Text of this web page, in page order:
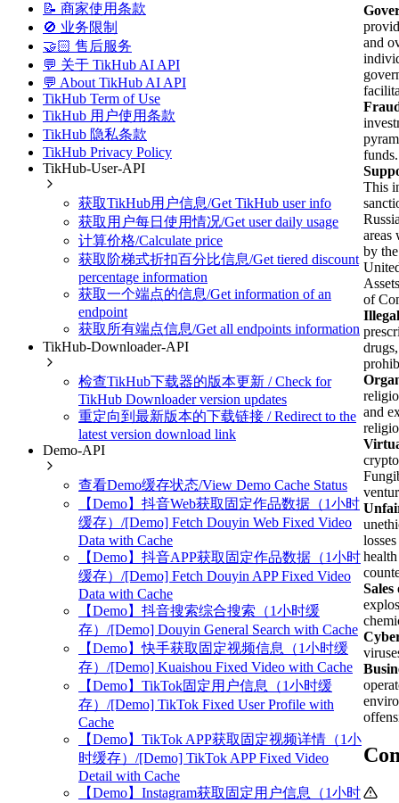
📝 商家使用条款
🚫 业务限制
🤝🏻 售后服务
💬 关于 TikHub AI API
💬 About TikHub AI API
TikHub Term of Use
TikHub 用户使用条款
TikHub 隐私条款
TikHub Privacy Policy
TikHub-User-API
获取TikHub用户信息/Get TikHub user info
获取用户每日使用情况/Get user daily usage
计算价格/Calculate price
获取阶梯式折扣百分比信息/Get tiered discount
percentage information
获取一个端点的信息/Get information of an
endpoint
获取所有端点信息/Get all endpoints information
TikHub-Downloader-API
检查TikHub下载器的版本更新 / Check for
TikHub Downloader version updates
重定向到最新版本的下载链接 / Redirect to the
latest version download link
Demo-API
查看Demo缓存状态/View Demo Cache Status
【Demo】抖音Web获取固定作品数据（1小时
缓存）/[Demo] Fetch Douyin Web Fixed Video
Data with Cache
【Demo】抖音APP获取固定作品数据（1小时
缓存）/[Demo] Fetch Douyin APP Fixed Video
Data with Cache
【Demo】抖音搜索综合搜索（1小时缓
存）/[Demo] Douyin General Search with Cache
【Demo】快手获取固定视频信息（1小时缓
存）/[Demo] Kuaishou Fixed Video with Cache
【Demo】TikTok固定用户信息（1小时缓
存）/[Demo] TikTok Fixed User Profile with
Cache
【Demo】TikTok APP获取固定视频详情（1小
时缓存）/[Demo] TikTok APP Fixed Video
Detail with Cache
【Demo】Instagram获取固定用户信息（1小时
and
funds.
This
areas
by
of
and